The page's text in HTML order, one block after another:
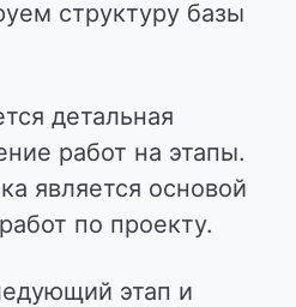
структуру базы
детальная
работ на этапы.
является основой
по проекту.
этап и